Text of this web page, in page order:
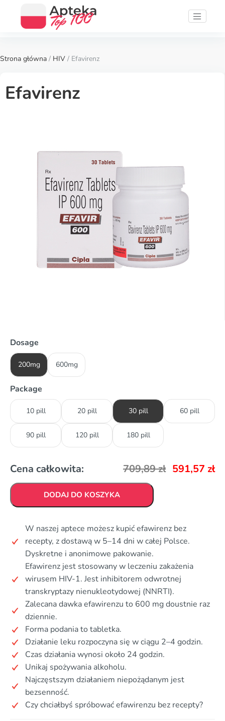
Strona główna / HIV / Efavirenz
Efavirenz
Dosage
200mg 600mg
Package
10 pill 20 pill 30 pill 60 pill
90 pill 120 pill 180 pill
Cena całkowita: 709,89zł 591,57 zł
DODAJ DO KOSZYKA
W naszej aptece możesz kupić efawirenz bez
recepty, z dostawą w 5–14 dni w całej Polsce.
Dyskretne i anonimowe pakowanie.
Efawirenz jest stosowany w leczeniu zakażenia
wirusem HIV-1. Jest inhibitorem odwrotnej
transkryptazy nienukleotydowej (NNRTI).
Zalecana dawka efawirenzu to 600 mg doustnie raz
dziennie.
Forma podania to tabletka.
Działanie leku rozpoczyna się w ciągu 2–4 godzin.
Czas działania wynosi około 24 godzin.
Unikaj spożywania alkoholu.
Najczęstszym działaniem niepożądanym jest
bezsenność.
Czy chciałbyś spróbować efawirenzu bez recepty?